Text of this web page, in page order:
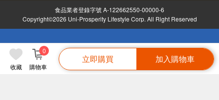
收藏 購物車
0
立即購買 加入購物車
食品業者登錄字號 A-122662550-00000-6
Copyright©2026 Uni-Prosperity Lifestyle Corp. All Right Reserved